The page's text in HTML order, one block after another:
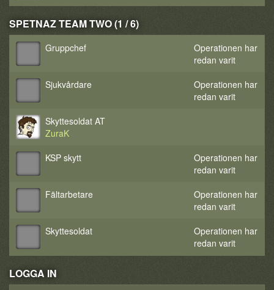
SPETNAZ TEAM TWO (1 / 6)
Gruppchef
Operationen har
redan varit
Sjukvårdare
Operationen har
redan varit
Skyttesoldat AT
ZuraK
KSP skytt
Operationen har
redan varit
Fältarbetare
Operationen har
redan varit
Skyttesoldat
Operationen har
redan varit
LOGGA IN